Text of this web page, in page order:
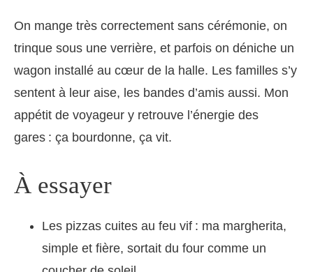
On mange très correctement sans cérémonie, on
trinque sous une verrière, et parfois on déniche un
wagon installé au cœur de la halle. Les familles s’y
sentent à leur aise, les bandes d’amis aussi. Mon
appétit de voyageur y retrouve l’énergie des
gares : ça bourdonne, ça vit.
À essayer
Les pizzas cuites au feu vif : ma margherita,
simple et fière, sortait du four comme un